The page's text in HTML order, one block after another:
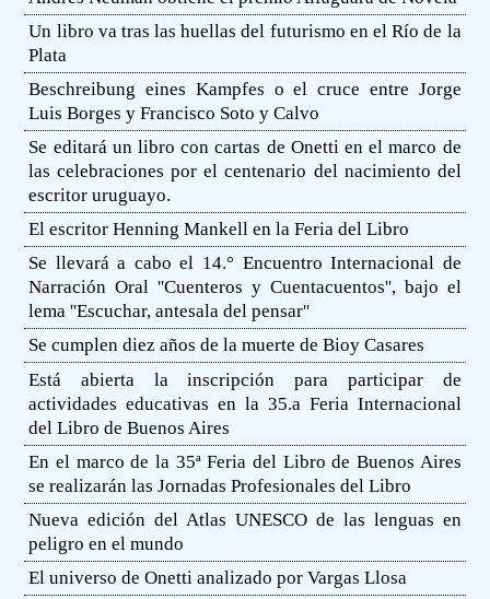
Un libro va tras las huellas del futurismo en el Río de la
Plata
Beschreibung eines Kampfes o el cruce entre Jorge
Luis Borges y Francisco Soto y Calvo
Se editará un libro con cartas de Onetti en el marco de
las celebraciones por el centenario del nacimiento del
escritor uruguayo.
El escritor Henning Mankell en la Feria del Libro
Se llevará a cabo el 14.° Encuentro Internacional de
Narración Oral ''Cuenteros y Cuentacuentos'', bajo el
lema ''Escuchar, antesala del pensar''
Se cumplen diez años de la muerte de Bioy Casares
Está abierta la inscripción para participar de
actividades educativas en la 35.a Feria Internacional
del Libro de Buenos Aires
En el marco de la 35ª Feria del Libro de Buenos Aires
se realizarán las Jornadas Profesionales del Libro
Nueva edición del Atlas UNESCO de las lenguas en
peligro en el mundo
El universo de Onetti analizado por Vargas Llosa